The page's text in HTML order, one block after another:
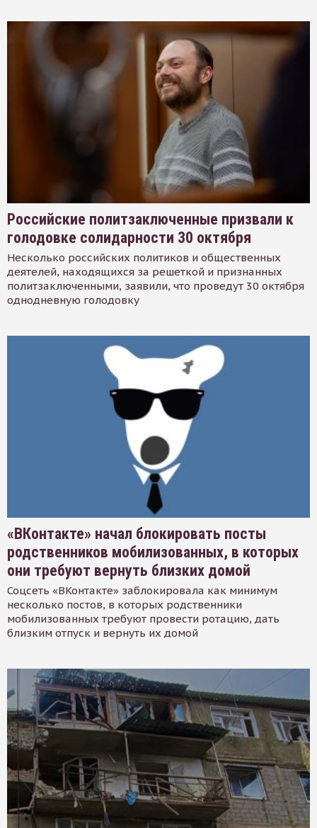
Российские политзаключенные призвали к
голодовке солидарности 30 октября
Несколько российских политиков и общественных
деятелей, находящихся за решеткой и признанных
политзаключенными, заявили, что проведут 30 октября
однодневную голодовку
«ВКонтакте» начал блокировать посты
родственников мобилизованных, в которых
они требуют вернуть близких домой
Соцсеть «ВКонтакте» заблокировала как минимум
несколько постов, в которых родственники
мобилизованных требуют провести ротацию, дать
близким отпуск и вернуть их домой